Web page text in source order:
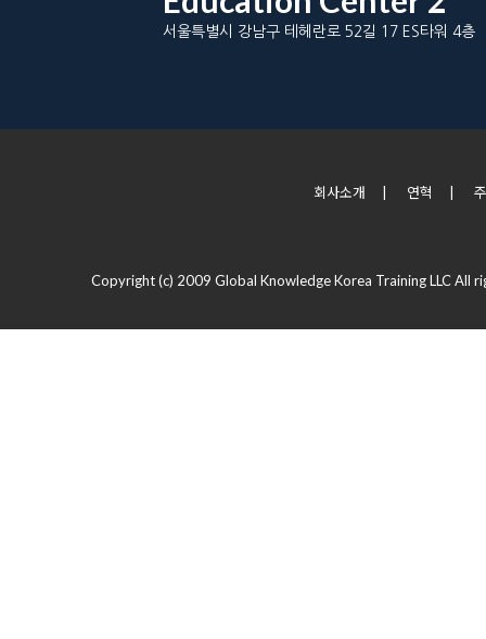
서울특별시 강남구 테헤란로 52길 17 ES타워 4층
회사소개 연혁
Copyright (c) 2009 Global Knowledge Korea Training LLC All